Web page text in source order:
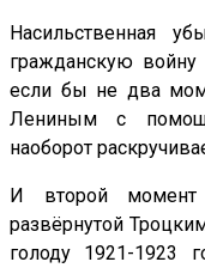
Насильственная
гражданскую
если бы не два
Лениным с
наоборот
И второй
развёрнутой
голоду 1921-1923